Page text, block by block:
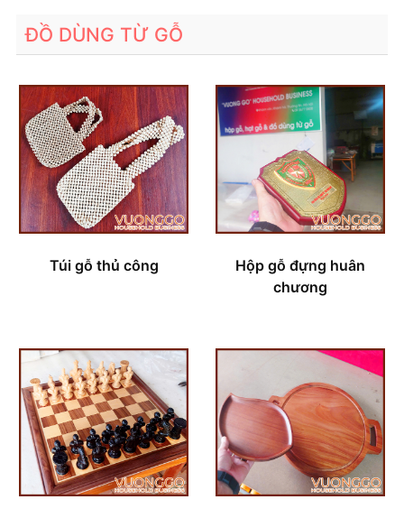
ĐỒ DÙNG TỪ GỖ
Túi gỗ thủ công
Hộp gỗ đựng huân
chương